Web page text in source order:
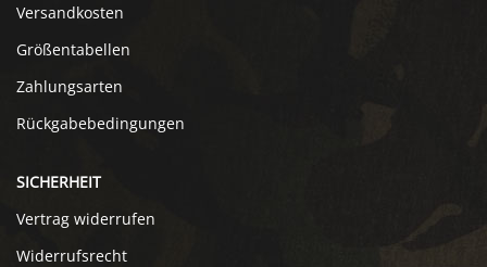
Versandkosten
Größentabellen
Zahlungsarten
Rückgabebedingungen
SICHERHEIT
Vertrag widerrufen
Widerrufsrecht